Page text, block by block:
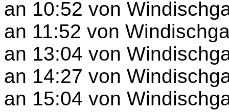
an 10:52 von
an 11:52 von
an 13:04 von
an 14:27 von
an 15:04 von